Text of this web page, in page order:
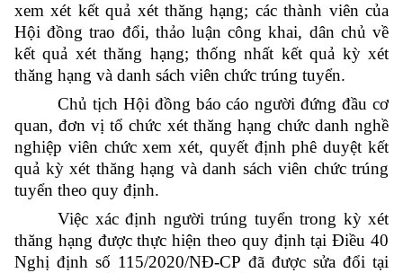
xem xét kết quả xét thăng hạng; các thành viên của
Hội đồng trao đổi, thảo luận công khai, dân chủ về
kết quả xét thăng hạng; thống nhất kết quả kỳ xét
thăng hạng và danh sách viên chức trúng tuyển.
Chủ tịch Hội đồng báo cáo người đứng đầu cơ
quan, đơn vị tổ chức xét thăng hạng chức danh nghề
nghiệp viên chức xem xét, quyết định phê duyệt kết
quả kỳ xét thăng hạng và danh sách viên chức trúng
tuyển theo quy định.
Việc xác định người trúng tuyển trong kỳ xét
thăng hạng được thực hiện theo quy định tại Điều 40
Nghị định số 115/2020/NĐ-CP đã được sửa đổi tại